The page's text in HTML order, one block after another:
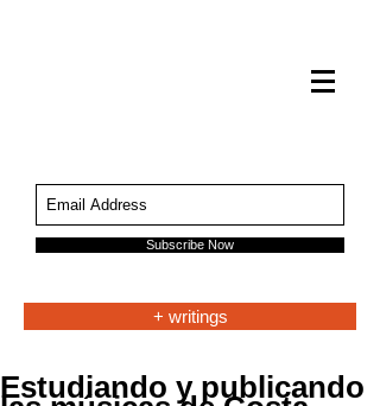
Subscribe Now
+ writings
Estudiando y publicando